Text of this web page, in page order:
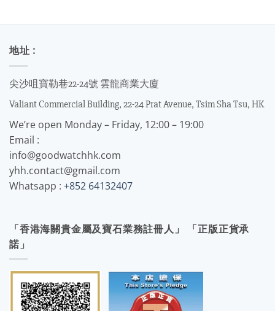
地址 :
尖沙咀寶勒巷22-24號 雲龍商業大廈
Valiant Commercial Building, 22-24 Prat Avenue, Tsim Sha Tsu, HK
We’re open Monday – Friday, 12:00 – 19:00
Email :
info@goodwatchhk.com
yhh.contact@gmail.com
Whatsapp : +852 64132407
「香港海關貴金屬及寶石業務註冊人」 「正版正貨承
諾」